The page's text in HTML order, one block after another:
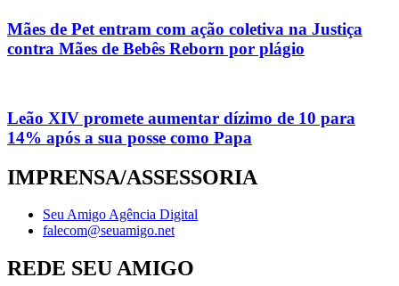
Mães de Pet entram com ação coletiva na Justiça
contra Mães de Bebês Reborn por plágio
Leão XIV promete aumentar dízimo de 10 para
14% após a sua posse como Papa
IMPRENSA/ASSESSORIA
Seu Amigo Agência Digital
falecom@seuamigo.net
REDE SEU AMIGO